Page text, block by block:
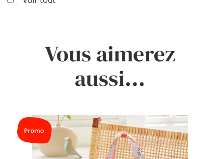
Vous aimerez
aussi...